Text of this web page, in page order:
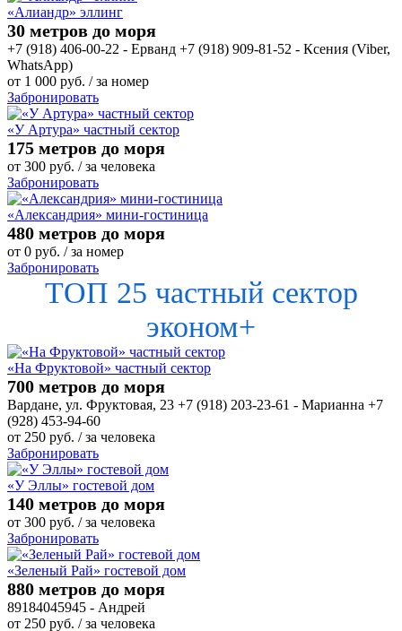
«Алиандр» эллинг
30 метров до моря
+7 (918) 406-00-22 - Ерванд +7 (918) 909-81-52 - Ксения (Viber,
WhatsApp)
от 1 000 руб. / за номер
Забронировать
«У Артура» частный сектор
175 метров до моря
от 300 руб. / за человека
Забронировать
«Александрия» мини-гостиница
480 метров до моря
от 0 руб. / за номер
Забронировать
ТОП 25 частный сектор
эконом+
«На Фруктовой» частный сектор
700 метров до моря
Вардане, ул. Фруктовая, 23 +7 (918) 203-23-61 - Марианна +7
(928) 453-94-60
от 250 руб. / за человека
Забронировать
«У Эллы» гостевой дом
140 метров до моря
от 300 руб. / за человека
Забронировать
«Зеленый Рай» гостевой дом
880 метров до моря
89184045945 - Андрей
от 250 руб. / за человека